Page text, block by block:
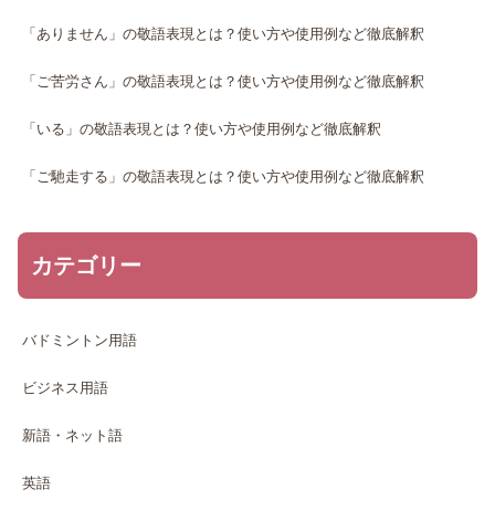
「ありません」の敬語表現とは？使い方や使用例など徹底解釈
「ご苦労さん」の敬語表現とは？使い方や使用例など徹底解釈
「いる」の敬語表現とは？使い方や使用例など徹底解釈
「ご馳走する」の敬語表現とは？使い方や使用例など徹底解釈
カテゴリー
バドミントン用語
ビジネス用語
新語・ネット語
英語